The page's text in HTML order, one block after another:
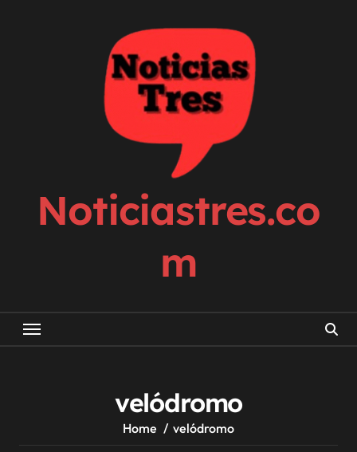
Noticiastres.co
m
velódromo
Home velódromo